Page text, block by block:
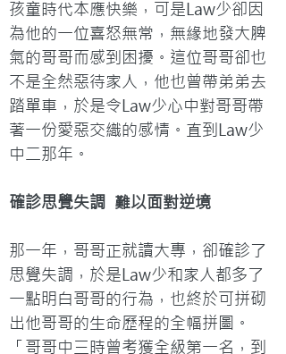
孩童時代本應快樂，可是Law少卻因
為他的一位喜怒無常，無緣地發大脾
氣的哥哥而感到困擾。這位哥哥卻也
不是全然惡待家人，他也曾帶弟弟去
踏單車，於是令Law少心中對哥哥帶
著一份愛惡交織的感情。直到Law少
中二那年。
確診思覺失調  難以面對逆境
那一年，哥哥正就讀大專，卻確診了
思覺失調，於是Law少和家人都多了
一點明白哥哥的行為，也終於可拼砌
出他哥哥的生命歷程的全幅拼圖。
「哥哥中三時曾考獲全級第一名，到